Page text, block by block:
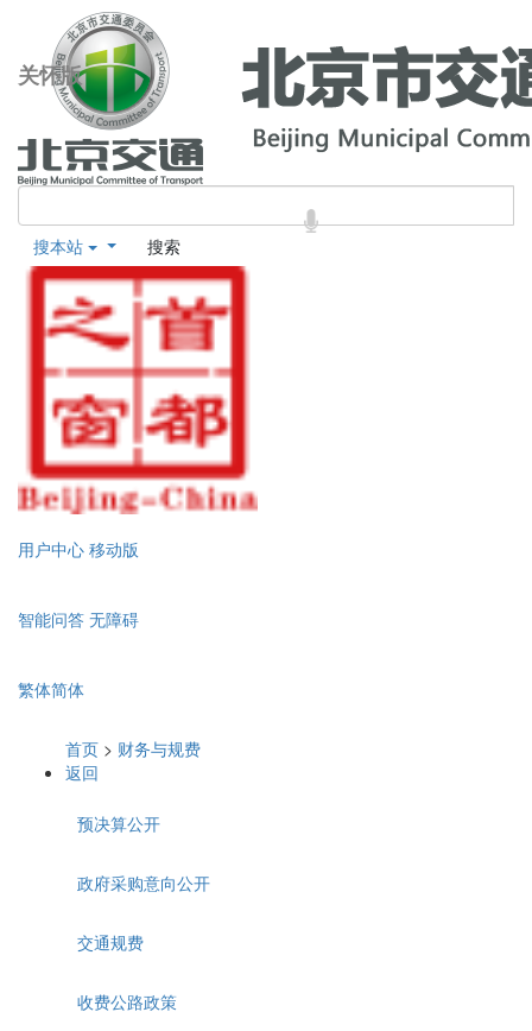
关怀版
搜本站 搜索
用户中心 移动版
智能问答 无障碍
繁体简体
首页 > 财务与规费
返回
预决算公开
政府采购意向公开
交通规费
收费公路政策